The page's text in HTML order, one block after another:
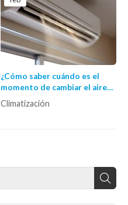
¿Cómo saber cuándo es el
momento de cambiar el aire
acondicionado por uno
nuevo?
Climatización